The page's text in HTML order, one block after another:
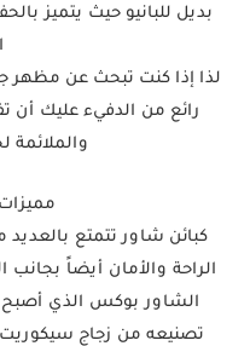
بديل للبانيو حيث يتميز
لذا إذا كنت تبحث عن
رائع من الدفيء عليك أن
والملائمة
كبائن شاور تتمتع
الراحة والأمان أيضاً بجانب
الشاور بوكس الذي أصبح
تصنيعه من زجاج سيكوريت